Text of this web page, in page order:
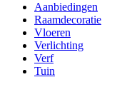
Aanbiedingen
Raamdecoratie
Vloeren
Verlichting
Verf
Tuin